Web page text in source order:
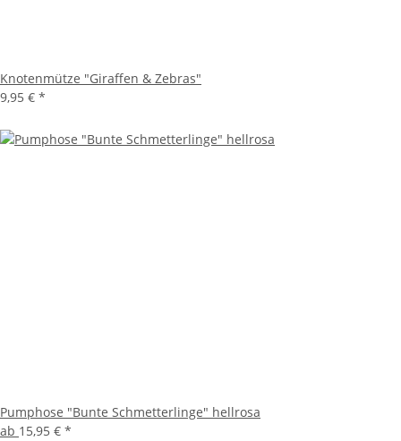
Knotenmütze "Giraffen & Zebras"
9,95 € *
Pumphose "Bunte Schmetterlinge" hellrosa
ab 15,95 € *